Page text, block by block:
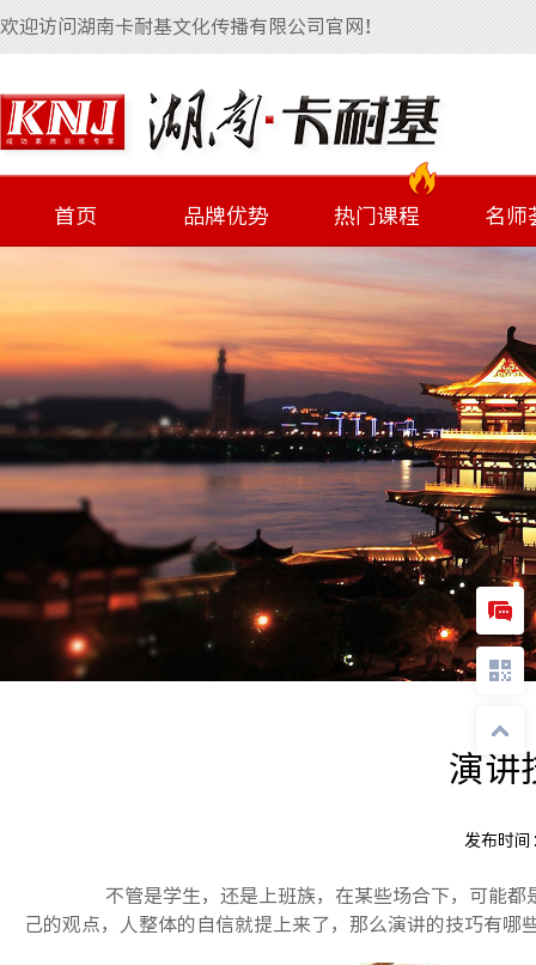
欢迎访问湖南卡耐基文化传播有限公司官网！
首页 品牌优势 热门课程 名师
演讲
发布时间
不管是学生，还是上班族，在某些场合下，可能都
己的观点，人整体的自信就提上来了，那么演讲的技巧有哪